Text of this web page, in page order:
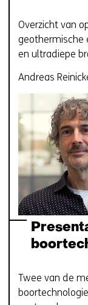
Overzicht van
geothermische
en ultradiepe
Andreas
Twee van de